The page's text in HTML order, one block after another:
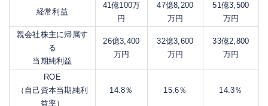
経常利益
41億100万
円
47億8,200
万円
51億3,500
万円
親会社株主に帰属す
る
当期純利益
26億3,400
万円
32億3,600
万円
33億2,800
万円
ROE
（自己資本当期純利
益率）
14.8％ 15.6％ 14.3％